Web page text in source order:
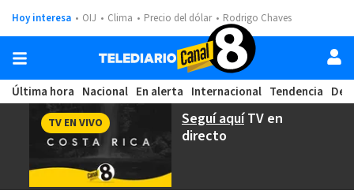
Hoy interesa OIJ Clima Precio del dólar Rodrigo Chaves
Última hora Nacional En alerta Internacional Tendencia
Seguí aquíTV en
directo
TV EN VIVO